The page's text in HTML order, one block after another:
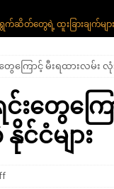
တ်တွေရဲ့ ထူးခြားချက်မျာ
းရှိတဲ့ စိတ်ကူးယဉ်ဆန်ဆန် ရေအေ
ကမ္ဘာ့အရှည်ဆုံး မီးရထားကြီး
ခဲ့တဲ့ ဥက္ကာခဲကြီးရဲ့ အဖျက်စွ
ကြောင့် မီးရထားလမ်း လုံး
းတွေကြေ
င်ငံများ